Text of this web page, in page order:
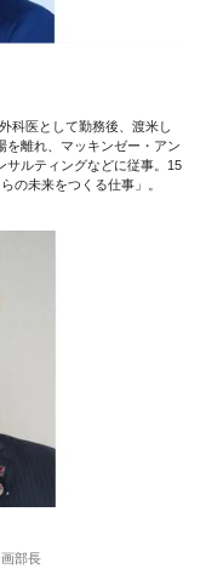
科医として勤務後、渡米し
を離れ、マッキンゼー・アン
サルティングなどに従事。15
の未来をつくる仕事」。
部長